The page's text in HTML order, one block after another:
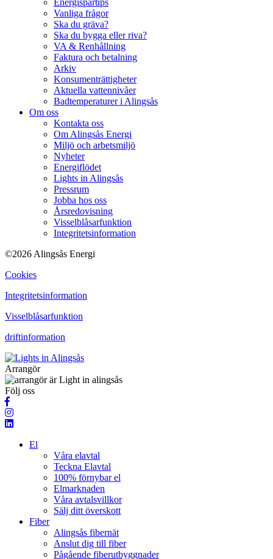
Energispartips
Vanliga frågor
Ska du gräva?
Ska du bygga eller riva?
VA & Renhållning
Faktura och betalning
Arkiv
Konsumenträttigheter
Aktuella vattennivåer
Badtemperaturer i Alingsås
Om oss
Kontakta oss
Om Alingsås Energi
Miljö och arbetsmiljö
Nyheter
Energiflödet
Lights in Alingsås
Pressrum
Jobba hos oss
Årsredovisning
Visselblåsarfunktion
Integritetsinformation
©2026 Alingsås Energi
Cookies
Integritetsinformation
Visselblåsarfunktion
driftinformation
Arrangör
Följ oss
El
Våra elavtal
Teckna Elavtal
100% förnybar el
Elmarknaden
Våra avtalsvillkor
Sälj ditt överskott
Fiber
Alingsås fibernät
Anslut dig till fiber
Pågående fiberutbyggnader